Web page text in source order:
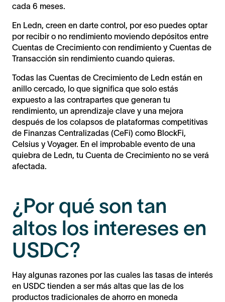
cada 6 meses.
En Ledn, creen en darte control, por eso puedes optar
por recibir o no rendimiento moviendo depósitos entre
Cuentas de Crecimiento con rendimiento y Cuentas de
Transacción sin rendimiento cuando quieras.
Todas las Cuentas de Crecimiento de Ledn están en
anillo cercado, lo que significa que solo estás
expuesto a las contrapartes que generan tu
rendimiento, un aprendizaje clave y una mejora
después de los colapsos de plataformas competitivas
de Finanzas Centralizadas (CeFi) como BlockFi,
Celsius y Voyager. En el improbable evento de una
quiebra de Ledn, tu Cuenta de Crecimiento no se verá
afectada.
¿Por qué son tan
altos los intereses en
USDC?
Hay algunas razones por las cuales las tasas de interés
en USDC tienden a ser más altas que las de los
productos tradicionales de ahorro en moneda